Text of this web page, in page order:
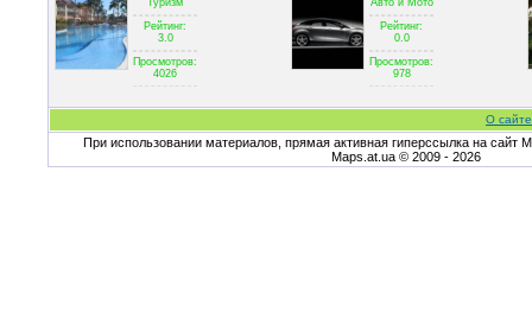
Туризм
Рейтинг:
3.0
Просмотров:
4026
Авто и Мото
Рейтинг:
0.0
Просмотров:
978
О
При использовании материалов, прямая активная гиперссылка на сайт
Maps.at.ua © 2009 - 2026